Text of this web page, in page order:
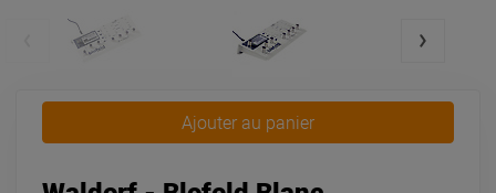
Ajouter au panier